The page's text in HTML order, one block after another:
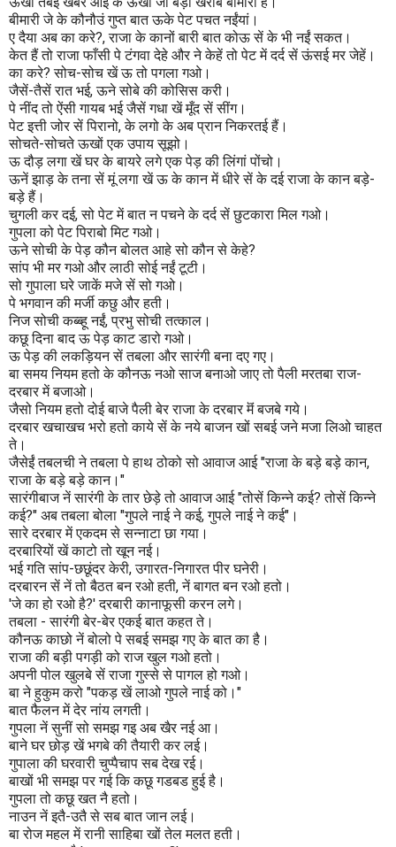
बीमारी जे के कौनौउं गुप्त बात ऊके पेट पचत नईंयां।
ए दैया अब का करे?, राजा के कानों बारी बात कोऊ सें के भी नईं सकत।
केत हैं तो राजा फाँसी पे टंगवा देहे और ने केहें तो पेट में दर्द सें ऊंसई मर जेहें।
का करे? सोच-सोच खें ऊ तो पगला गओ।
जैसें-तैसें रात भई, ऊने सोबे की कोसिस करी।
पे नींद तो ऐंसी गायब भई जैसें गधा खें मूँद सें सींग।
पेट इत्ती जोर सें पिरानो, के लगो के अब प्रान निकरतई हैं।
सोचते-सोचते ऊखों एक उपाय सूझो।
ऊ दौड़ लगा खें घर के बायरे लगे एक पेड़ की लिंगां पोंचो।
ऊनें झाड़ के तना सें मूं लगा खें ऊ के कान में धीरे सें के दई राजा के कान बड़े-
बड़े हैं।
चुगली कर दई, सो पेट में बात न पचने के दर्द सें छुटकारा मिल गओ।
गुपला को पेट पिराबो मिट गओ।
ऊने सोची के पेड़ कौन बोलत आहे सो कौन से केहे?
सांप भी मर गओ और लाठी सोई नईं टूटी।
सो गुपाला घरे जाकें मजे सें सो गओ।
पे भगवान की मर्जी कछु और हती।
निज सोची कब्ब्हू नईं, प्रभु सोची तत्काल।
कछू दिना बाद ऊ पेड़ काट डारो गओ।
ऊ पेड़ की लकड़ियन सें तबला और सारंगी बना दए गए।
बा समय नियम हतो के कौनऊ नओ साज बनाओ जाए तो पैली मरतबा राज-
दरबार में बजाओ।
जैसो नियम हतो दोई बाजे पैली बेर राजा के दरबार मॆं बजबे गये।
दरबार खचाखच भरो हतो काये सें के नये बाजन खों सबई जने मजा लिओ चाहत
ते।
जैसेईं तबलची ने तबला पे हाथ ठोको सो आवाज आई "राजा के बड़े बड़े कान,
राजा के बड़े बड़े कान।"
सारंगीबाज नें सारंगी के तार छेड़े तो आवाज आई "तोसें किन्ने कई? तोसें किन्ने
कई?" अब तबला बोला "गुपले नाई ने कई, गुपले नाई ने कई"।
सारे दरबार में एकदम से सन्नाटा छा गया।
दरबारियों खें काटो तो खून नई।
भई गति सांप-छछूंदर केरी, उगारत-निगारत पीर घनेरी।
दरबारन सें नें तो बैठत बन रओ हती, नें बागत बन रओ हतो।
'जे का हो रओ है?' दरबारी कानाफूसी करन लगे।
तबला - सारंगी बेर-बेर एकई बात कहत ते।
कौनऊ काछो नें बोलो पे सबई समझ गए के बात का है।
राजा की बड़ी पगड़ी को राज खुल गओ हतो।
अपनी पोल खुलबे सें राजा गुस्से से पागल हो गओ।
बा ने हुकुम करो "पकड़ खें लाओ गुपले नाई को।"
बात फैलन में देर नांय लगती।
गुपला नें सुनीं सो समझ गइ अब खैर नई आ।
बाने घर छोड़ खें भगबे की तैयारी कर लई।
गुपाला की घरवारी चुप्पैचाप सब देख रई।
बाखों भी समझ पर गई कि कछू गडबड हुई है।
गुपला तो कछू खत नै हतो।
नाउन नें इतै-उतै से सब बात जान लई।
बा रोज महल में रानी साहिबा खों तेल मलत हती।